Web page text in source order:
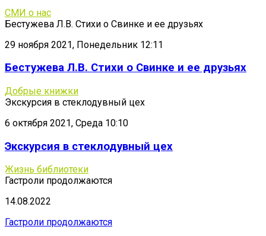
СМИ о нас
Бестужева Л.В. Стихи о Свинке и ее друзьях
29 ноября 2021, Понедельник 12:11
Бестужева Л.В. Стихи о Свинке и ее друзьях
Добрые книжки
Экскурсия в стеклодувный цех
6 октября 2021, Среда 10:10
Экскурсия в стеклодувный цех
Жизнь библиотеки
Гастроли продолжаются
14.08.2022
Гастроли продолжаются